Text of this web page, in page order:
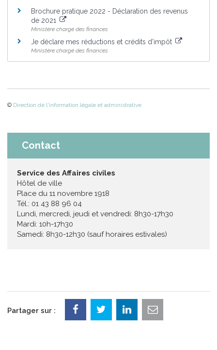
Brochure pratique 2022 - Déclaration des revenus
de 2021
Ministère chargé des finances
Je déclare mes réductions et crédits d'impôt
Ministère chargé des finances
© Direction de l'information légale et administrative
Contact
Service des Affaires civiles
Hôtel de ville
Place du 11 novembre 1918
Tél.: 01 43 88 96 04
Lundi, mercredi, jeudi et vendredi: 8h30-17h30
Mardi: 10h-17h30
Samedi: 8h30-12h30 (sauf horaires estivales)
Partager sur :